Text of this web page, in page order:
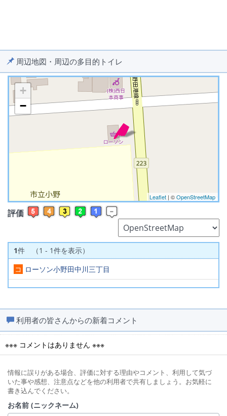
周辺地図・周辺の多目的トイレ
※ マップを検索、表示中です ※
+
−
Leaflet | ©OpenStreetMap
評価
1件 （1 - 1件を表示）
コ ローソン小野田中川三丁目
利用者の皆さんからの新着コメント
※※※ コメントはありません ※※※
情報に誤りがある場合、評価に対する理由やコメント、利用して気づ
いた事や感想、注意点などを他の利用者で共有しましょう。お気軽に
書き込んでください。
お名前 (ニックネーム)